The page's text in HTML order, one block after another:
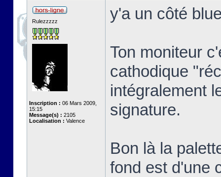
Rulezzzzz
Inscription : 06 Mars 2009,
15:15
Message(s) : 2105
Localisation : Valence
y'a un côté
Ton moniteur
cathodique
intégralement
signature.
Bon là la
fond est d'une